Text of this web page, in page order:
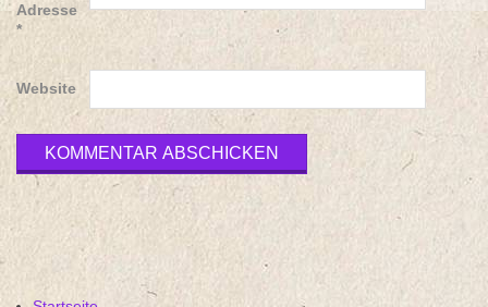
Adresse
*
Website